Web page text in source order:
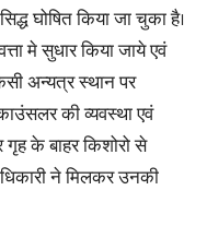
घोषित किया जा चुका है।
मे सुधार किया जाये एवं
अन्यत्र स्थान पर
की व्यवस्था एवं
गृह के बाहर किशोरो से
ने मिलकर उनकी